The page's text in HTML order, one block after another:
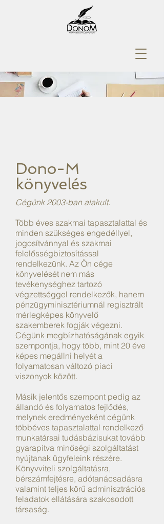
Dono-M
könyvelés
Cégünk 2003-ban alakult.
Több éves szakmai tapasztalattal és
minden szükséges engedéllyel,
jogosítvánnyal és szakmai
felelősségbiztosítással
rendelkezünk. Az Ön cége
könyvelését nem más
tevékenységhez tartozó
végzettséggel rendelkezők, hanem
pénzügyminisztériumnál regisztrált
mérlegképes könyvelő
szakemberek fogják végezni.
Cégünk megbízhatóságának egyik
szempontja, hogy több, mint 20 éve
képes megállni helyét a
folyamatosan változó piaci
viszonyok között.
Másik jelentős szempont pedig az
állandó és folyamatos fejlődés,
melynek eredményeként cégünk
többéves tapasztalattal rendelkező
munkatársai tudásbázisukat tovább
gyarapítva minőségi szolgáltatást
nyújtanak ügyfeleink részére.
Könyvviteli szolgáltatásra,
bérszámfejtésre, adótanácsadásra
valamint teljes körű adminisztrációs
feladatok ellátására szakosodott
társaság.